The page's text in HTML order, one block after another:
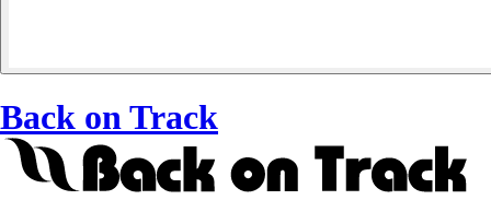
Back on Track